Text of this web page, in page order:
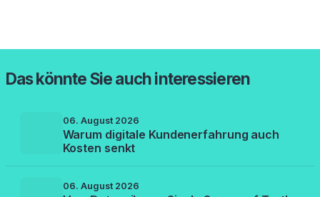
Das könnte Sie auch interessieren
06. August 2026
Warum digitale Kundenerfahrung auch
Kosten senkt
06. August 2026